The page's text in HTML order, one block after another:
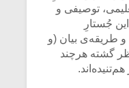
توصیفی و
جُستارِ
طریقه‌ی بیان (و
گشته هرچند